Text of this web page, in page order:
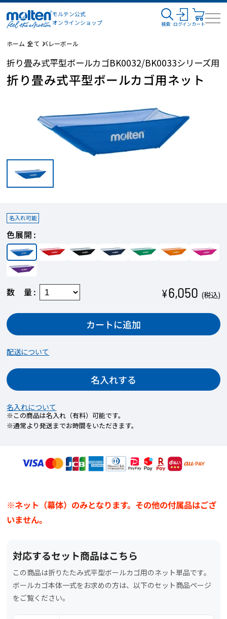
モルテン公式
オンラインショップ
検索 ログインカート
ホーム 全て バレーボール
折り畳み式平型ボールカゴBK0032/BK0033シリーズ用
折り畳み式平型ボールカゴ用ネット
名入れ可能
色展開
数量 ¥6,050 (税込)
カートに追加
配送について
名入れする
名入れについて
※この商品は名入れ（有料）可能です。
※通常より発送までお時間をいただきます。
※ネット（幕体）のみとなります。その他の付属品はござ
いません。
対応するセット商品はこちら
この商品は折りたたみ式平型ボールカゴ用のネット単品です。
ボールカゴ本体一式をお求めの方は、以下のセット商品ページ
をご覧ください。
【STEP1】名入れカラーを選択
商品に印字する際の色を決定します。
商品本体の色により、対応可能なプリントカラ
印字できるエリアが複数ある場合、すべてのエ
リアにおいて印字する色は共通になります。
1つの商品に印字箇所が複数ある場合、印字する
フォントや色はそれぞれ共通です。
印字したい文字や記号を指定文字数内で入力し
てください。